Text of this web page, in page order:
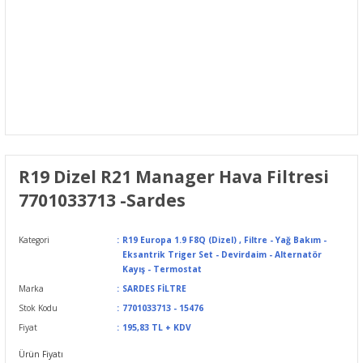
R19 Dizel R21 Manager Hava Filtresi
7701033713 -Sardes
Kategori R19 Europa 1.9 F8Q (Dizel) , Filtre - Yağ Bakım -
Eksantrik Triger Set - Devirdaim - Alternatör
Kayış - Termostat
Marka
SARDES FİLTRE
Stok Kodu
7701033713 - 15476
Fiyat
195,83 TL + KDV
Ürün Fiyatı